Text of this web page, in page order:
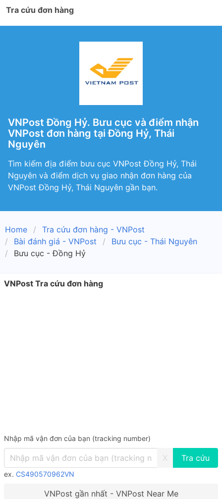
Tra cứu đơn hàng
VNPost Đồng Hỷ. Bưu cục và điểm nhận
VNPost đơn hàng tại Đồng Hỷ, Thái
Nguyên
Tìm kiếm địa điểm bưu cục VNPost Đồng Hỷ, Thái
Nguyên và điểm dịch vụ giao nhận đơn hàng của
VNPost Đồng Hỷ, Thái Nguyên gần bạn.
Home
Tra cứu đơn hàng - VNPost
Bài đánh giá - VNPost
Bưu cục - Thái Nguyên
Bưu cục - Đồng Hỷ
VNPost Tra cứu đơn hàng
Nhập mã vận đơn của bạn (tracking number)
X
ex. CS490570962VN
VNPost gần nhất - VNPost Near Me